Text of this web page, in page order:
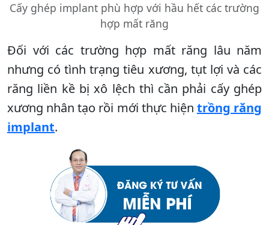
Cấy ghép implant phù hợp với hầu hết các trường
hợp mất răng
Đối với các trường hợp mất răng lâu năm
nhưng có tình trạng tiêu xương, tụt lợi và các
răng liền kề bị xô lệch thì cần phải cấy ghép
xương nhân tạo rồi mới thực hiện trồng răng
implant.